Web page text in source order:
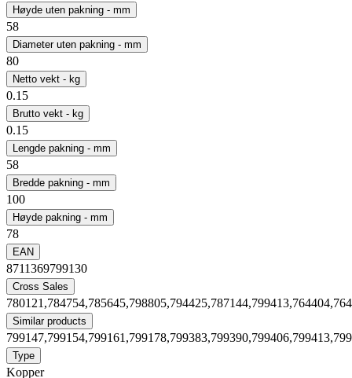
Høyde uten pakning - mm
58
Diameter uten pakning - mm
80
Netto vekt - kg
0.15
Brutto vekt - kg
0.15
Lengde pakning - mm
58
Bredde pakning - mm
100
Høyde pakning - mm
78
EAN
8711369799130
Cross Sales
Similar products
Type
Kopper